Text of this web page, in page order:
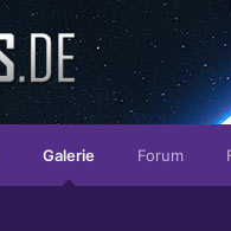
Galerie Forum